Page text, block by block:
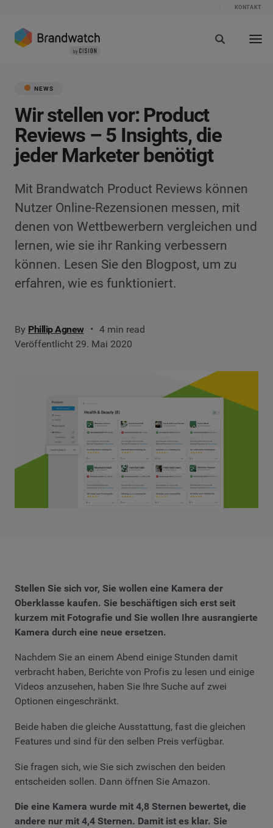
KONTAKT
NEWS
Wir stellen vor: Product
Reviews – 5 Insights, die
jeder Marketer benötigt
Mit Brandwatch Product Reviews können
Nutzer Online-Rezensionen messen, mit
denen von Wettbewerbern vergleichen und
lernen, wie sie ihr Ranking verbessern
können. Lesen Sie den Blogpost, um zu
erfahren, wie es funktioniert.
By Phillip Agnew
4 min read
Veröffentlicht 29. Mai 2020
Stellen Sie sich vor, Sie wollen eine Kamera der
Oberklasse kaufen. Sie beschäftigen sich erst seit
kurzem mit Fotografie und Sie wollen Ihre ausrangierte
Kamera durch eine neue ersetzen.
Nachdem Sie an einem Abend einige Stunden damit
verbracht haben, Berichte von Profis zu lesen und einige
Videos anzusehen, haben Sie Ihre Suche auf zwei
Optionen eingeschränkt.
Beide haben die gleiche Ausstattung, fast die gleichen
Features und sind für den selben Preis verfügbar.
Sie fragen sich, wie Sie sich zwischen den beiden
entscheiden sollen. Dann öffnen Sie Amazon.
Die eine Kamera wurde mit 4,8 Sternen bewertet, die
andere nur mit 4,4 Sternen. Damit ist es klar. Sie